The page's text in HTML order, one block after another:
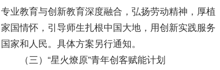
专业教育与创新教育深度融合，弘扬劳动精神，厚植
家国情怀，引导师生扎根中国大地，用创新实践服务
国家和人民。具体方案另行通知。
（三）“星火燎原”青年创客赋能计划